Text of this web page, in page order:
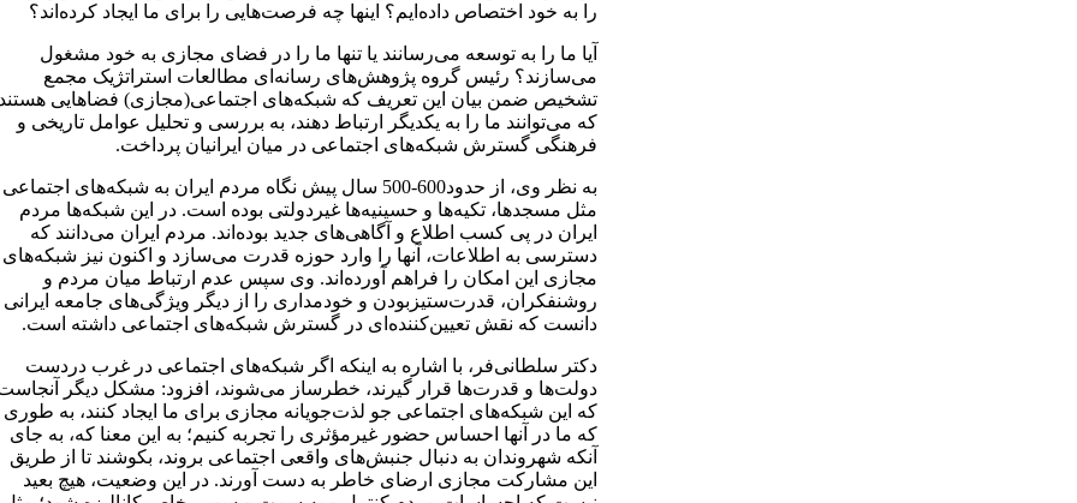
را به خود اختصاص داده‌ایم؟ اینها چه فرصت‌هایی را برای ما ایجاد کرده‌اند؟
آیا ما را به توسعه می‌رسانند یا تنها ما را در فضای مجازی به خود مشغول
می‌سازند؟ رئیس گروه پژوهش‌های رسانه‌ای مطالعات استراتژیک مجمع
تشخیص ضمن بیان این تعریف که شبکه‌های اجتماعی(مجازی) فضاهایی هستند
که می‌توانند ما را به یکدیگر ارتباط دهند، به بررسی و تحلیل عوامل تاریخی و
فرهنگی گسترش شبکه‌های اجتماعی در میان ایرانیان پرداخت.
به نظر وی، از حدود600-500 سال پیش نگاه مردم ایران به شبکه‌های اجتماعی
مثل مسجدها، تکیه‌ها و حسینیه‌ها غیردولتی بوده است. در این شبکه‌ها مردم
ایران در پی کسب اطلاع و آگاهی‌های جدید بوده‌اند. مردم ایران می‌دانند که
دسترسی به اطلاعات، آنها را وارد حوزه قدرت می‌سازد و اکنون نیز شبکه‌های
مجازی این امکان را فراهم آورده‌اند. وی سپس عدم ارتباط میان مردم و
روشنفکران، قدرت‌ستیزبودن و خودمداری را از دیگر ویژگی‌های جامعه ایرانی
دانست که نقش تعیین‌کننده‌ای در گسترش شبکه‌های اجتماعی داشته است.
دکتر سلطانی‌فر، با اشاره به اینکه اگر شبکه‌های اجتماعی در غرب دردست
دولت‌ها و قدرت‌ها قرار گیرند، خطرساز می‌شوند، افزود: مشکل دیگر
که این شبکه‌های اجتماعی جو لذت‌جویانه مجازی برای ما ایجاد کنند، به طوری
که ما در آنها احساس حضور غیرمؤثری را تجربه کنیم؛ به این معنا که، به جای
آنکه شهروندان به دنبال جنبش‌های واقعی اجتماعی بروند، بکوشند تا از طریق
این مشارکت مجازی ارضای خاطر به دست آورند. در این وضعیت، هیچ بعید